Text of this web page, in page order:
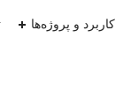
کاربرد و پروژه‌ها